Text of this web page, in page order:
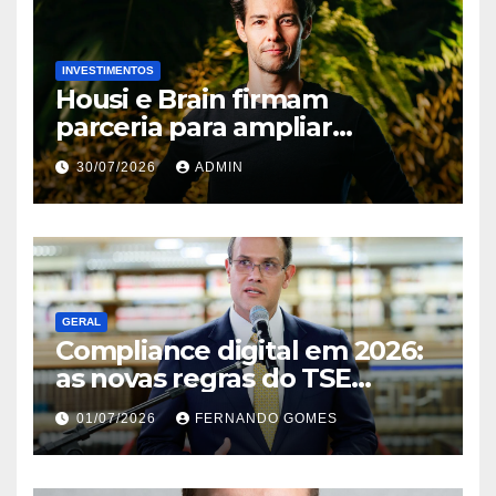
INVESTIMENTOS
Housi e Brain firmam
parceria para ampliar
inteligência de mercado em
lançamentos imobiliários
30/07/2026 ADMIN
GERAL
Compliance digital em 2026:
as novas regras do TSE
contra deepfakes e o desafio
jurídico de proteger
transmissões ao vivo
01/07/2026 FERNANDO GOMES